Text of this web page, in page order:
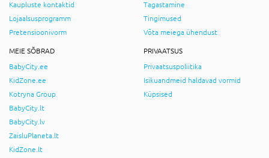
Kaupluste kontaktid
Lojaalsusprogramm
Pretensioonivorm
Tagastamine
Tingimused
Võta meiega ühendust
MEIE SÕBRAD
BabyCity.ee
KidZone.ee
Kotryna Group
BabyCity.lt
BabyCity.lv
ZaisluPlaneta.lt
KidZone.lt
PRIVAATSUS
Privaatsuspoliitika
Isikuandmeid haldavad vormid
Küpsised